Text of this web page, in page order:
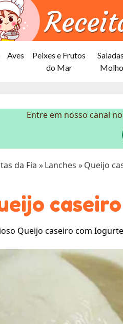
Aves
Peixes e Frutos
do Mar
Entre em nosso canal
da Fia »Lanches »Queijo
Queijo caseiro com